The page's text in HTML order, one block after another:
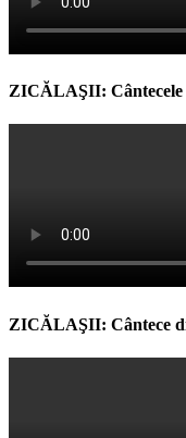
ZICĂLAŞII: Cântecele
ZICĂLAŞII: Cântece